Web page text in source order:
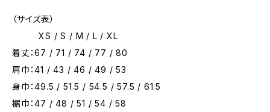
（サイズ表）
XS / S / M / L / XL
着丈：67 / 71 / 74 / 77 / 80
肩巾：41 / 43 / 46 / 49 / 53
身巾：49.5 / 51.5 / 54.5 / 57.5 / 61.5
裾巾：47 / 48 / 51 / 54 / 58